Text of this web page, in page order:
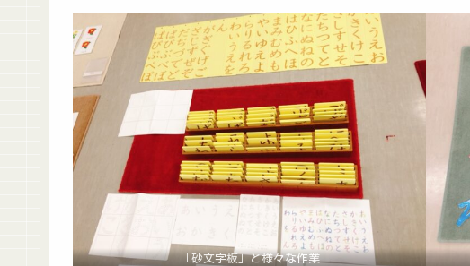
「砂文字板」と様々な作業